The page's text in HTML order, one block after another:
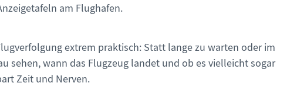
am Flughafen.
extrem praktisch: Statt lange zu warten oder im
sehen, wann das Flugzeug landet und ob es vielleicht sogar
Zeit und Nerven.